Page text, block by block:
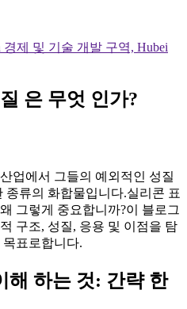
경제 및 기술 개발 구역, Hubei
은 무엇 인가?
업에서 그들의 예외적인 성질
종류의 화합물입니다.실리콘 표
그렇게 중요합니까?이 블로그
구조, 성질, 응용 및 이점을 탐
표로합니다.
해 하는 것: 간략 한